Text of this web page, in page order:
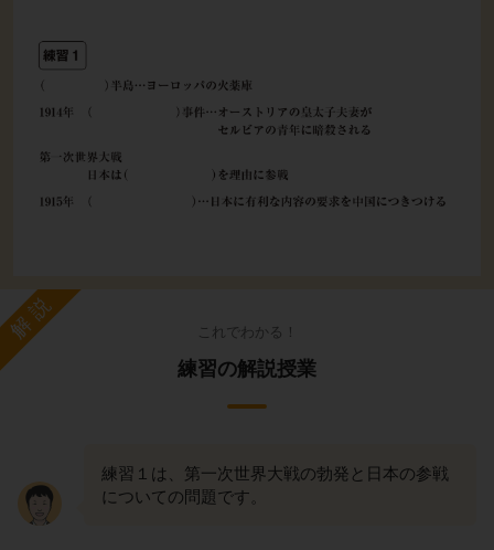
解説 これでわかる！
練習の解説授業
練習１は、第一次世界大戦の勃発と日本の参戦
についての問題です。